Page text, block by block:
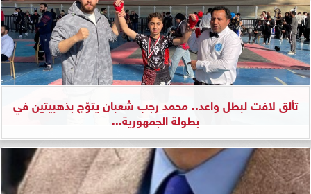
تألق لافت لبطل واعد.. محمد رجب شعبان يتوّج بذهبيتين في
بطولة الجمهورية...